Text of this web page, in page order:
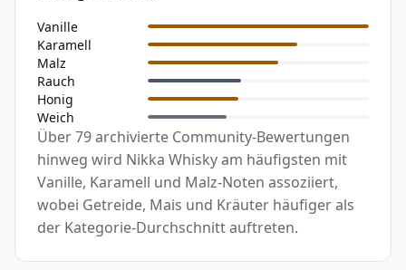
Vanille
Karamell
Malz
Rauch
Honig
Weich
Über 79 archivierte Community-Bewertungen
hinweg wird Nikka Whisky am häufigsten mit
Vanille, Karamell und Malz-Noten assoziiert,
wobei Getreide, Mais und Kräuter häufiger als
der Kategorie-Durchschnitt auftreten.